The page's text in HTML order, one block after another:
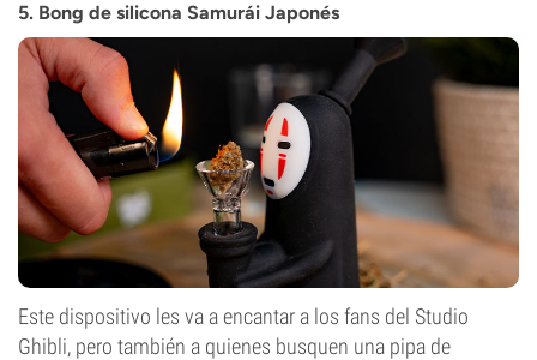
5. Bong de silicona Samurái Japonés
Este dispositivo les va a encantar a los fans del Studio
Ghibli, pero también a quienes busquen una pipa de